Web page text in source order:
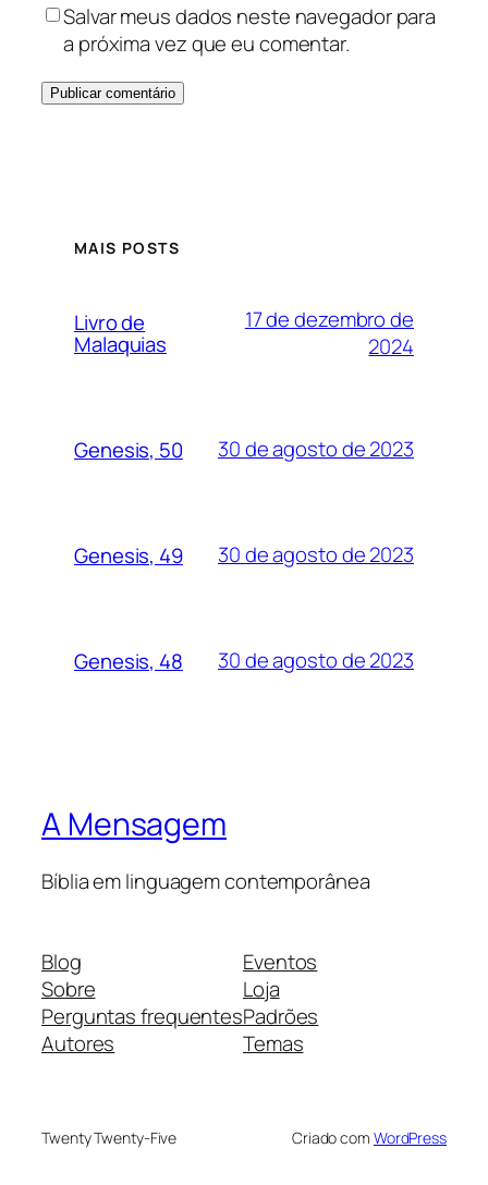
Salvar meus dados neste navegador para
a próxima vez que eu comentar.
MAIS POSTS
Livro de
Malaquias
17 de dezembro de
2024
Genesis, 50 30 de agosto de 2023
Genesis, 49 30 de agosto de 2023
Genesis, 48 30 de agosto de 2023
A Mensagem
Bíblia em linguagem contemporânea
Blog
Sobre
Perguntas frequentes
Autores
Eventos
Loja
Padrões
Temas
Twenty Twenty-Five Criado com WordPress